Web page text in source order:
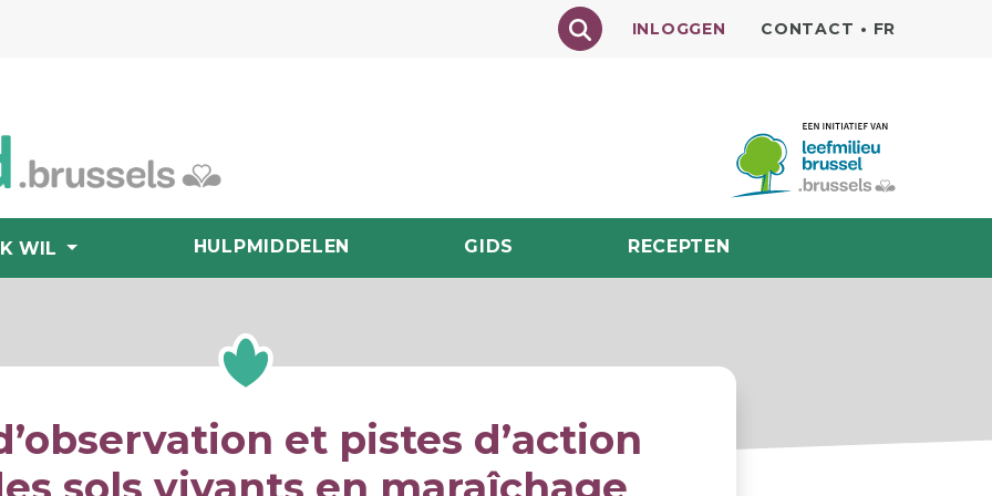
Texte à rechercher
INLOGGEN CONTACT • FR
IK WIL HULPMIDDELEN GIDS RECEPTEN
et pistes d’action